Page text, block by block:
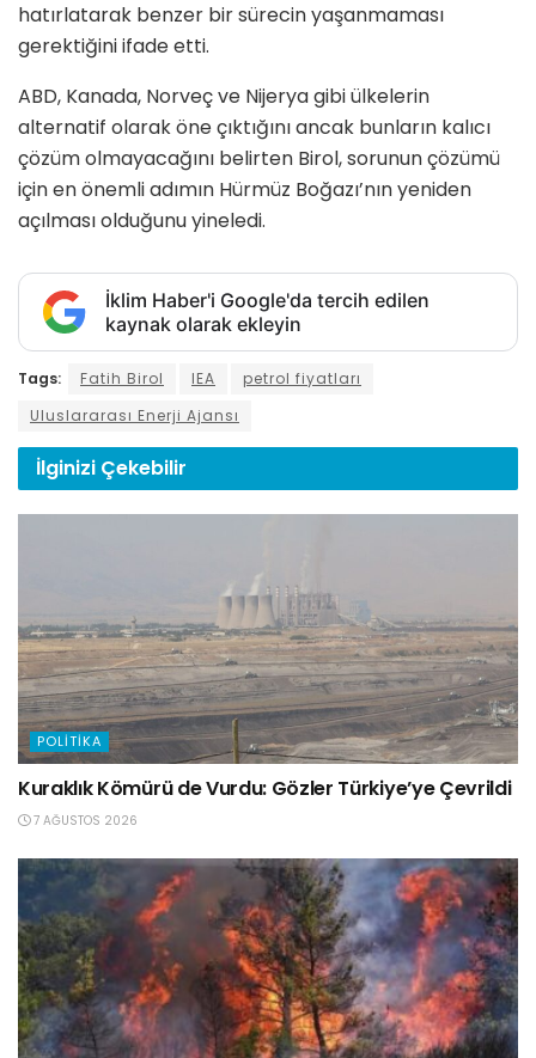
hatırlatarak benzer bir sürecin yaşanmaması
gerektiğini ifade etti.
ABD, Kanada, Norveç ve Nijerya gibi ülkelerin
alternatif olarak öne çıktığını ancak bunların kalıcı
çözüm olmayacağını belirten Birol, sorunun çözümü
için en önemli adımın Hürmüz Boğazı’nın yeniden
açılması olduğunu yineledi.
İklim Haber'i Google'da tercih edilen
kaynak olarak ekleyin
Tags: Fatih Birol IEA
petrol fiyatları
Uluslararası Enerji Ajansı
İlginizi Çekebilir
POLITIKA
Kuraklık Kömürü de Vurdu: Gözler Türkiye’ye Çevrildi
7 AĞUSTOS 2026